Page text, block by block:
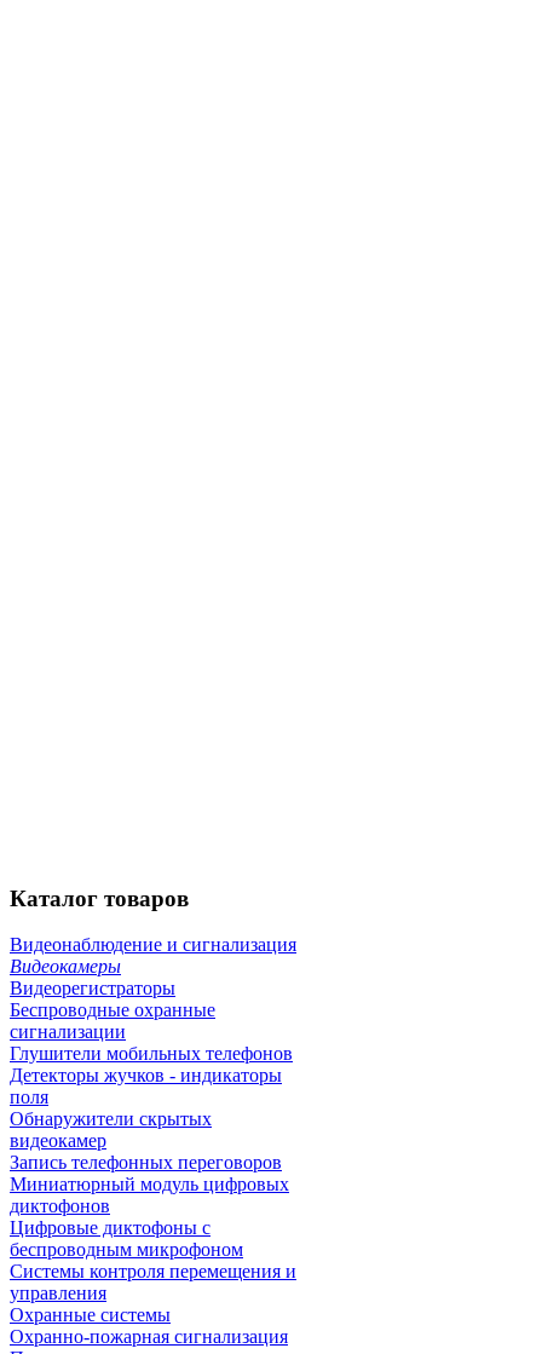
Каталог товаров
Видеонаблюдение и сигнализация
Видеокамеры
Видеорегистраторы
Беспроводные охранные
сигнализации
Глушители мобильных телефонов
Детекторы жучков - индикаторы
поля
Обнаружители скрытых
видеокамер
Запись телефонных переговоров
Миниатюрный модуль цифровых
диктофонов
Цифровые диктофоны с
беспроводным микрофоном
Системы контроля перемещения и
управления
Охранные системы
Охранно-пожарная сигнализация